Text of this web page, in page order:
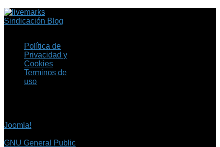
Sindicación Blog
Política de
Privacidad y
Cookies
Terminos de
uso
Joomla!
GNU General Public